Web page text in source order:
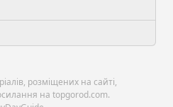
розміщених на сайті,
на topgorod.com.